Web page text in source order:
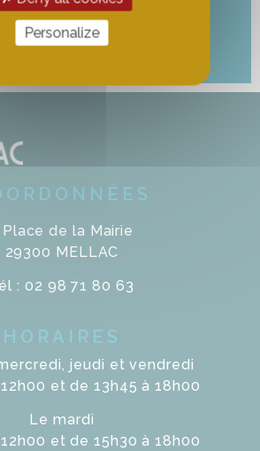
98 71 84 06
Place de la Mairie
29300 MELLAC
: 02 98 71 80 63
HORAIRES
jeudi et vendredi
et de 13h45 à 18h00
Le mardi
et de 15h30 à 18h00
Personalize